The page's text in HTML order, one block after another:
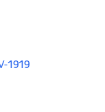
1919